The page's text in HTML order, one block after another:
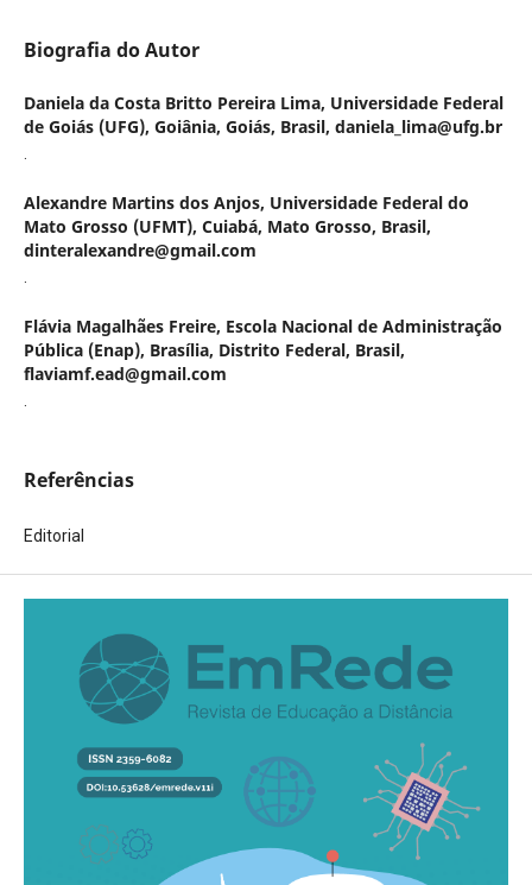
Biografia do Autor
Daniela da Costa Britto Pereira Lima, Universidade Federal
de Goiás (UFG), Goiânia, Goiás, Brasil, daniela_lima@ufg.br
Alexandre Martins dos Anjos, Universidade Federal do
Mato Grosso (UFMT), Cuiabá, Mato Grosso, Brasil,
dinteralexandre@gmail.com
Flávia Magalhães Freire, Escola Nacional de Administração
Pública (Enap), Brasília, Distrito Federal, Brasil,
flaviamf.ead@gmail.com
Referências
Editorial